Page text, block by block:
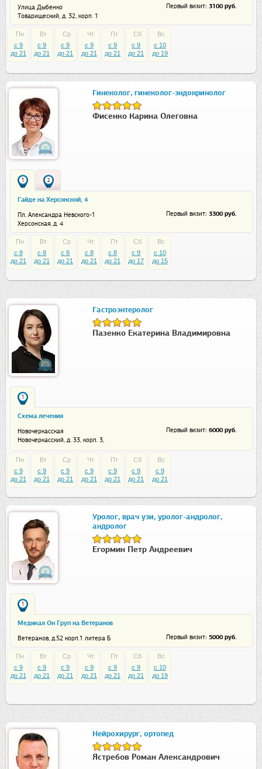
Улица Дыбенко
Товарищеский, д. 32, корп. 1
Первый визит: 3100 руб.
Пн
c 9
до 21
Вт
c 9
до 21
Ср
c 9
до 21
Чт
c 9
до 21
Пт
c 9
до 21
Сб
c 9
до 21
Вс
c 10
до 19
Гинеколог, гинеколог-эндокринолог
Фисенко Карина Олеговна
1 2
Гайде на Херсонской, 4
Пл. Александра Невского-1
Херсонская, д. 4
Первый визит: 3300 руб.
Пн
c 8
до 21
Вт
c 8
до 21
Ср
c 8
до 21
Чт
c 8
до 21
Пт
c 8
до 21
Сб
c 9
до 17
Вс
c 10
до 15
Гастроэнтеролог
Пазенко Екатерина Владимировна
1
Схема лечения
Новочеркасская
Новочеркасский, д. 33, корп. 3,
офис 14Н
Первый визит: 6000 руб.
Пн
c 9
до 21
Вт
c 9
до 21
Ср
c 9
до 21
Чт
c 9
до 21
Пт
c 9
до 21
Сб
c 9
до 21
Вс
c 9
до 21
Уролог, врач узи, уролог-андролог,
андролог
Егормин Петр Андреевич
1
Медикал Он Груп на Ветеранов
Ветеранов, д.52 корп.1 литера Б Первый визит: 5000 руб.
Пн
c 9
до 21
Вт
c 9
до 21
Ср
c 9
до 21
Чт
c 9
до 21
Пт
c 9
до 21
Сб
c 9
до 21
Вс
c 10
до 19
Нейрохирург, ортопед
Ястребов Роман Александрович